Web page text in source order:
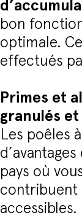
bon
optimale.
effectués
Primes et
granulés et
Les poêles
pays où
contribuent
accessibles.